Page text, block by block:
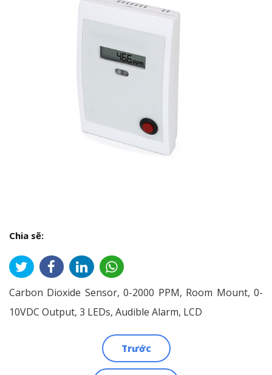
Chia sẽ:
Carbon Dioxide Sensor, 0-2000 PPM, Room Mount, 0-
10VDC Output, 3 LEDs, Audible Alarm, LCD
Trước